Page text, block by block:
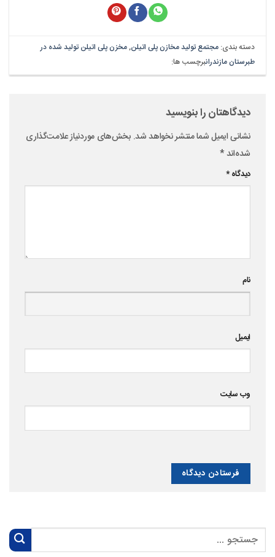
دسته بندی:مجتمع تولید مخازن پلی اتیلن,مخزن پلی اتیلن تولید شده در
طبرستان مازندرانبرچسب ها:
دیدگاهتان را بنویسید
نشانی ایمیل شما منتشر نخواهد شد.بخش‌های موردنیاز علامت‌گذاری
شده‌اند*
دیدگاه*
نام
ایمیل
وب‌ سایت